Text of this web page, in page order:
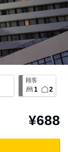
¥688
顾客
1 2